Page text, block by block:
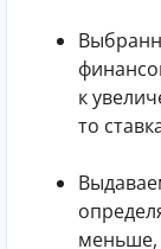
к
то